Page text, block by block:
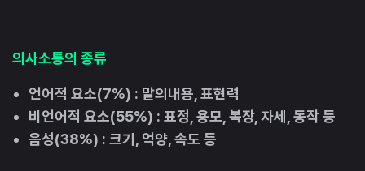
의사소통의 종류
언어적 요소(7%) : 말의내용, 표현력
비언어적 요소(55%) : 표정, 용모, 복장, 자세, 동작 등
음성(38%) : 크기, 억양, 속도 등